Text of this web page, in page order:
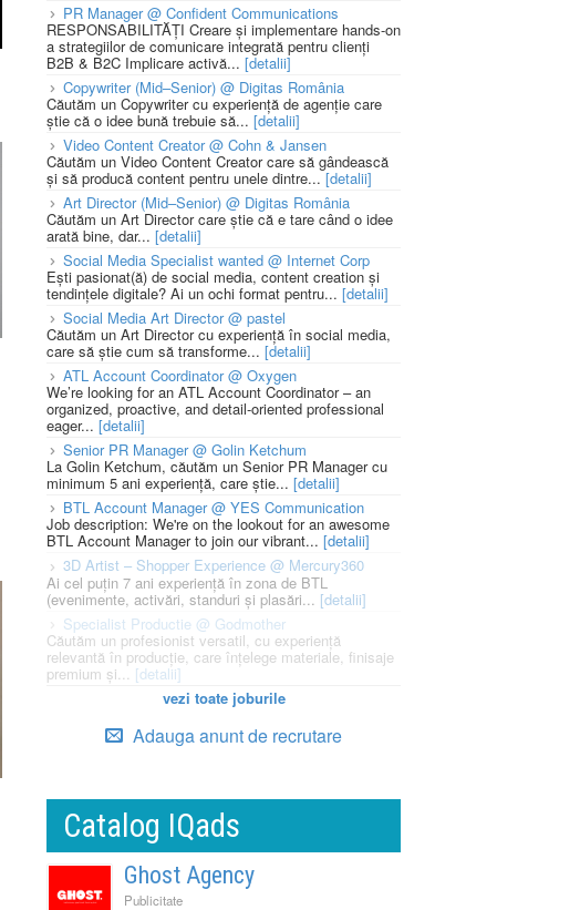
PR Manager @ Confident Communications
RESPONSABILITĂȚI Creare și implementare hands-on
a strategiilor de comunicare integrată pentru clienți
B2B & B2C Implicare activă... [detalii]
Copywriter (Mid–Senior) @ Digitas România
Căutăm un Copywriter cu experiență de agenție care
știe că o idee bună trebuie să... [detalii]
Video Content Creator @ Cohn & Jansen
Căutăm un Video Content Creator care să gândească
și să producă content pentru unele dintre...[detalii]
Art Director (Mid–Senior) @ Digitas România
Căutăm un Art Director care știe că e tare când o idee
arată bine, dar... [detalii]
Social Media Specialist wanted @ Internet Corp
Ești pasionat(ă) de social media, content creation și
tendințele digitale? Ai un ochi format pentru... [detalii]
Social Media Art Director @ pastel
Căutăm un Art Director cu experiență în social media,
care să știe cum să transforme... [detalii]
ATL Account Coordinator @ Oxygen
We’re looking for an ATL Account Coordinator – an
organized, proactive, and detail-oriented professional
eager... [detalii]
Senior PR Manager @ Golin Ketchum
La Golin Ketchum, căutăm un Senior PR Manager cu
minimum 5 ani experiență, care știe... [detalii]
BTL Account Manager @ YES Communication
Job description: We're on the lookout for an awesome
BTL Account Manager to join our vibrant... [detalii]
3D Artist – Shopper Experience @ Mercury360
Ai cel puțin 7 ani experiență în zona de BTL
(evenimente, activări, standuri și plasări... [detalii]
Specialist Productie @ Godmother
Căutăm un profesionist versatil, cu experiență
relevantă în producție, care înțelege materiale, finisaje
premium și... [detalii]
vezi toate joburile
Adauga anunt de recrutare
Catalog IQads
Ghost Agency
Publicitate